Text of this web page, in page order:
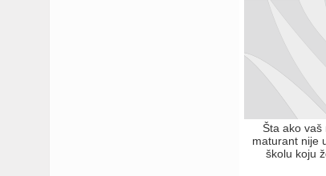
Šta ako vaš
maturant nije
školu koju